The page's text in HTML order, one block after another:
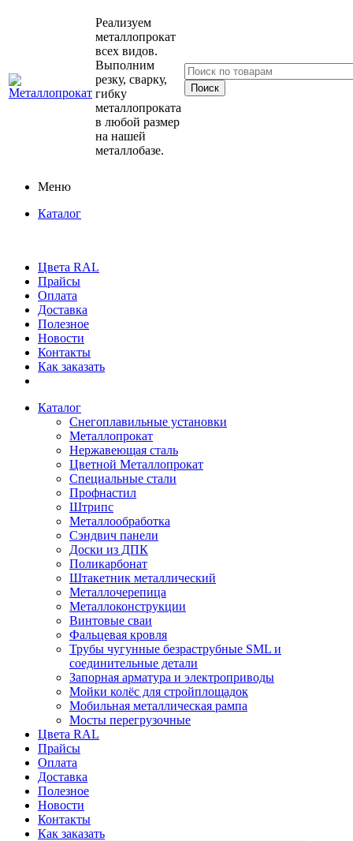
Реализуем
металлопрокат
всех видов.
Выполним
резку, сварку,
гибку
металлопроката
в любой размер
на нашей
металлобазе.
Меню
Каталог
Цвета RAL
Прайсы
Оплата
Доставка
Полезное
Новости
Контакты
Как заказать
Каталог
Снегоплавильные установки
Металлопрокат
Нержавеющая сталь
Цветной Металлопрокат
Специальные стали
Профнастил
Штрипс
Металлообработка
Сэндвич панели
Доски из ДПК
Поликарбонат
Штакетник металлический
Металлочерепица
Металлоконструкции
Винтовые сваи
Фальцевая кровля
Трубы чугунные безраструбные SML и
соединительные детали
Запорная арматура и электроприводы
Мойки колёс для стройплощадок
Мобильная металлическая рампа
Мосты перегрузочные
Цвета RAL
Прайсы
Оплата
Доставка
Полезное
Новости
Контакты
Как заказать